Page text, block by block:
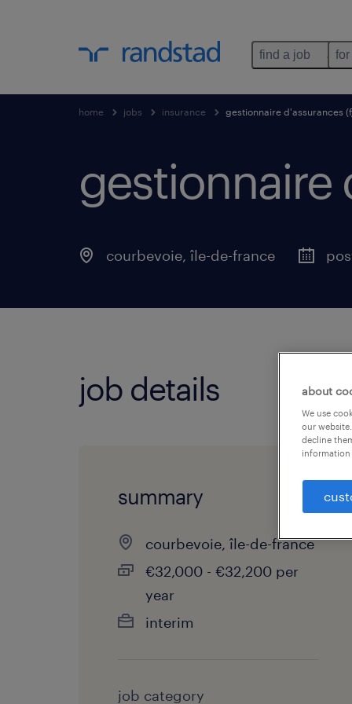
find a job
home jobs insurance gestionnaire d'assurances
gestionnaire
courbevoie, île-de-france
job details
summary
courbevoie, île-de-france
€32,000 - €32,200 per
year
interim
job category
about
We use
our
decline
information